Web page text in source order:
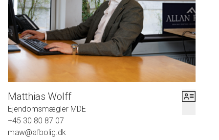
Matthias Wolff
Ejendomsmægler MDE
+45 30 80 87 07
maw@afbolig.dk